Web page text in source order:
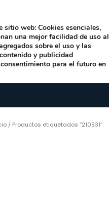
/ Productos etiquetados “210931”
sitio web: Cookies esenciales,
una mejor facilidad de uso al
sobre el uso y las
y publicidad
para el futuro en